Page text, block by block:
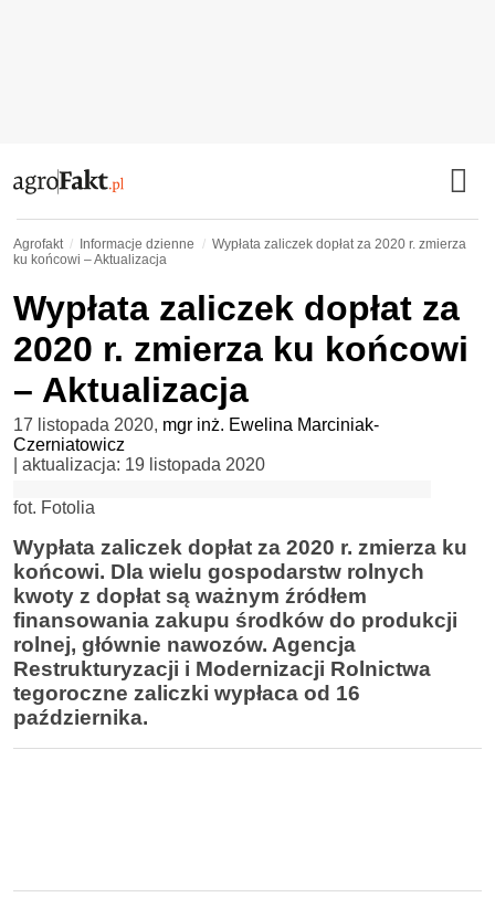
Agrofakt Informacje dzienne
Wypłata zaliczek dopłat za 2020 r. zmierza
ku końcowi – Aktualizacja
Wypłata zaliczek dopłat za
2020 r. zmierza ku końcowi
– Aktualizacja
17 listopada 2020, mgr inż. Ewelina Marciniak-
Czerniatowicz
| aktualizacja: 19 listopada 2020
fot. Fotolia
Wypłata zaliczek dopłat za 2020 r. zmierza ku
końcowi. Dla wielu gospodarstw rolnych
kwoty z dopłat są ważnym źródłem
finansowania zakupu środków do produkcji
rolnej, głównie nawozów. Agencja
Restrukturyzacji i Modernizacji Rolnictwa
tegoroczne zaliczki wypłaca od 16
października.